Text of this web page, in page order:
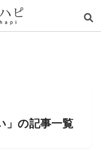
」の記事一覧